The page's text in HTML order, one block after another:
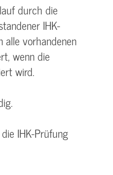
durch die
IHK-
vorhandenen
wenn die
wird.
IHK-Prüfung